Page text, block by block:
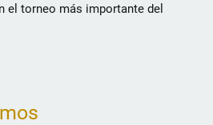
el torneo más importante del